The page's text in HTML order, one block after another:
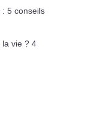
5 conseils
vie ? 4